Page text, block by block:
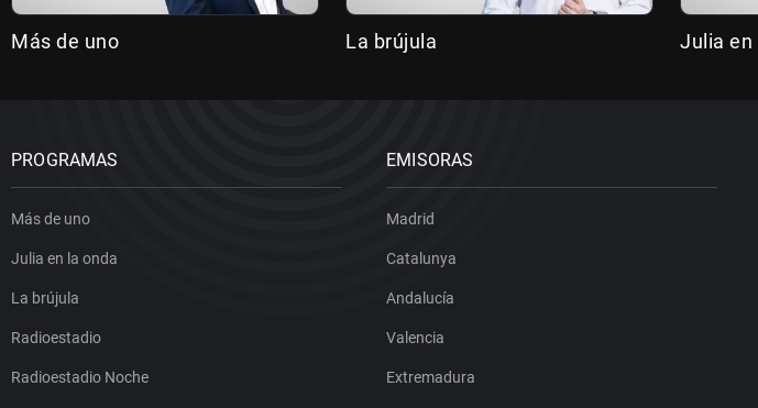
Más de uno La brújula Julia en
PROGRAMAS
Más de uno
Julia en la onda
La brújula
Radioestadio
Radioestadio Noche
EMISORAS
Madrid
Catalunya
Andalucía
Valencia
Extremadura